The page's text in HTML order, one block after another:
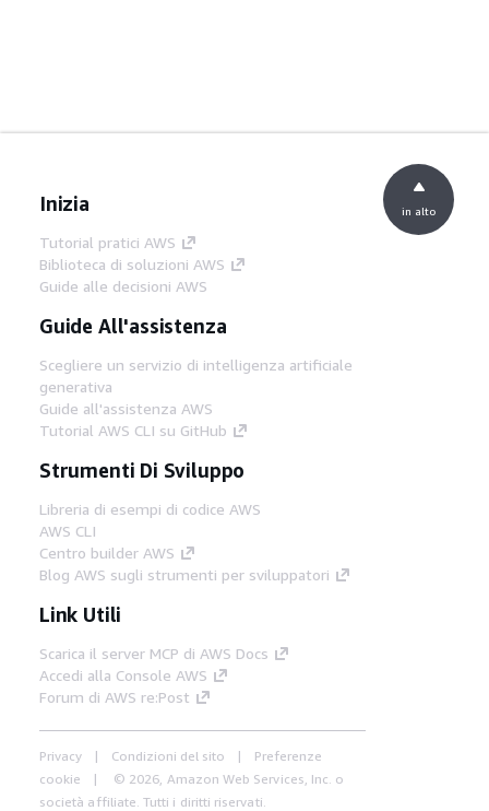
Inizia
Tutorial pratici AWS
Biblioteca di soluzioni AWS
Guide alle decisioni AWS
Guide All'assistenza
Scegliere un servizio di intelligenza artificiale
generativa
Guide all'assistenza AWS
Tutorial AWS CLI su GitHub
Strumenti Di Sviluppo
Libreria di esempi di codice AWS
AWS CLI
Centro builder AWS
Blog AWS sugli strumenti per sviluppatori
Link Utili
Scarica il server MCP di AWS Docs
Accedi alla Console AWS
Forum di AWS re:Post
Privacy Condizioni del sito
Preferenze
cookie
© 2026, Amazon Web Services, Inc. o
società affiliate. Tutti i diritti riservati.
in alto